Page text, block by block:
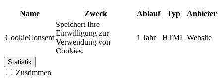
Name Zweck Ablauf Typ Anbieter
CookieConsent
Speichert Ihre
Einwilligung zur
Verwendung von
Cookies.
1 Jahr HTML Website
Statistik
Zustimmen